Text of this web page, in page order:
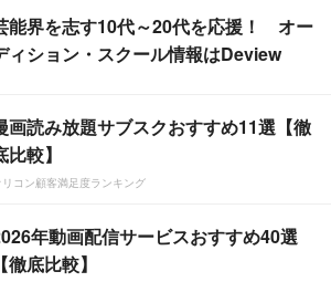
能界を志す10代～20代を応援！ オー
ィション・スクール情報はDeview
画読み放題サブスクおすすめ11選【徹
比較】
リコン顧客満足度ランキング
年動画配信サービスおすすめ40選
【徹底比較】